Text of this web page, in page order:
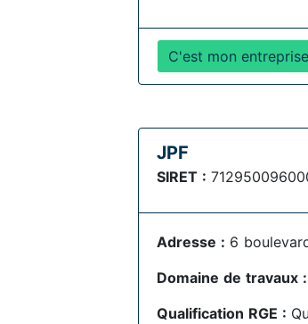
C'est mon entreprise
JPF
SIRET :
Adresse : 6
Domaine de travaux :
Qualification RGE :